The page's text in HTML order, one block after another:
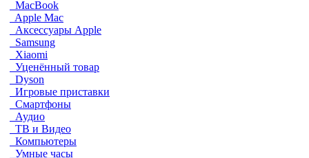
MacBook
Apple Mac
Аксессуары Apple
Samsung
Xiaomi
Уценённый товар
Dyson
Игровые приставки
Смартфоны
Аудио
ТВ и Видео
Компьютеры
Умные часы